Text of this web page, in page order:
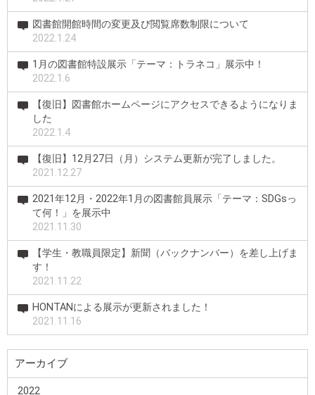
図書館開館時間の変更及び閲覧席数制限について
2022.1.24
1月の図書館特設展示「テーマ：トラネコ」展示中！
2022.1.6
【復旧】図書館ホームページにアクセスできるようになりま
した
2022.1.4
【復旧】12月27日（月）システム更新が完了しました。
2021.12.27
2021年12月・2022年1月の図書館員展示「テーマ：SDGsっ
て何！」を展示中
2021.11.30
【学生・教職員限定】新聞（バックナンバー）を差し上げま
す！
2021.11.22
HONTANによる展示が更新されました！
2021.11.16
アーカイブ
2022